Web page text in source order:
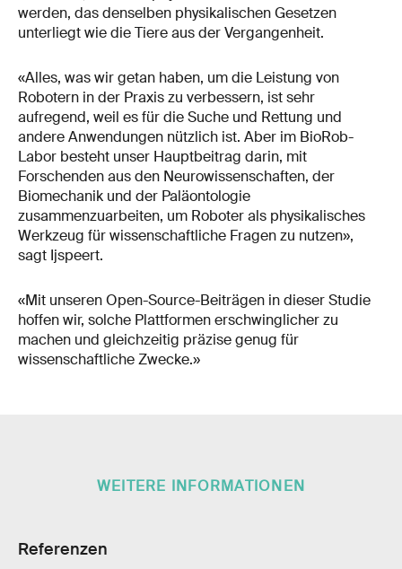
werden, das denselben physikalischen Gesetzen
unterliegt wie die Tiere aus der Vergangenheit.
«Alles, was wir getan haben, um die Leistung von
Robotern in der Praxis zu verbessern, ist sehr
aufregend, weil es für die Suche und Rettung und
andere Anwendungen nützlich ist. Aber im BioRob-
Labor besteht unser Hauptbeitrag darin, mit
Forschenden aus den Neurowissenschaften, der
Biomechanik und der Paläontologie
zusammenzuarbeiten, um Roboter als physikalisches
Werkzeug für wissenschaftliche Fragen zu nutzen»,
sagt Ijspeert.
«Mit unseren Open-Source-Beiträgen in dieser Studie
hoffen wir, solche Plattformen erschwinglicher zu
machen und gleichzeitig präzise genug für
wissenschaftliche Zwecke.»
WEITERE INFORMATIONEN
Referenzen